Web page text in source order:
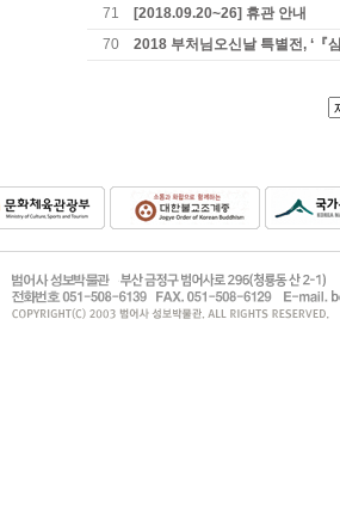
71
[2018.09.20~26] 휴관 안내
70
2018 부처님오신날 특별전, ‘『